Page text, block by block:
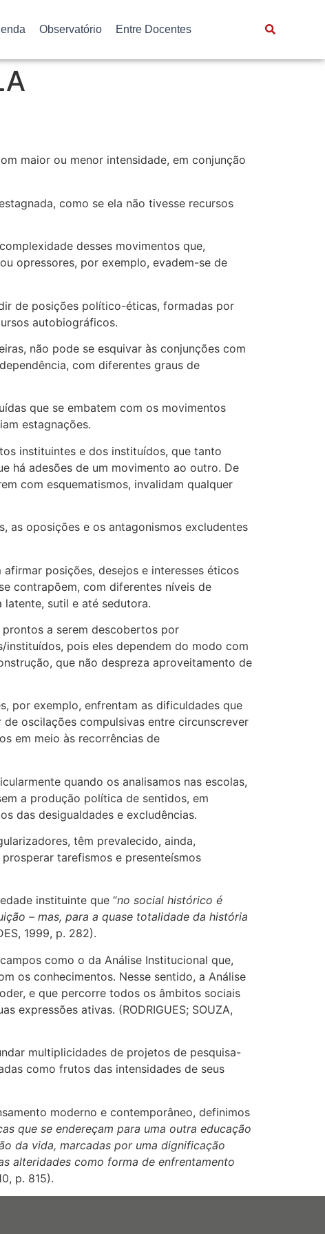
Observatório Entre Docentes
maior ou menor intensidade, em conjunção
como se ela não tivesse recursos
desses movimentos que,
opressores, por exemplo, evadem-se de
de posições político-éticas, formadas por
autobiográficos.
não pode se esquivar às conjunções com
com diferentes graus de
que se embatem com os movimentos
estagnações.
instituintes e dos instituídos, que tanto
há adesões de um movimento ao outro. De
com esquematismos, invalidam qualquer
as oposições e os antagonismos excludentes
posições, desejos e interesses éticos
contrapõem, com diferentes níveis de
sutil e até sedutora.
a serem descobertos por
pois eles dependem do modo com
que não despreza aproveitamento de
por exemplo, enfrentam as dificuldades que
oscilações compulsivas entre circunscrever
em meio às recorrências de
quando os analisamos nas escolas,
a produção política de sentidos, em
das desigualdades e excludências.
têm prevalecido, ainda,
tarefismos e presenteísmos
instituinte que “no social histórico é
– mas, para a quase totalidade da história
1999, p. 282).
como o da Análise Institucional que,
os conhecimentos. Nesse sentido, a Análise
e que percorre todos os âmbitos sociais
expressões ativas. (RODRIGUES; SOUZA,
multiplicidades de projetos de pesquisa-
como frutos das intensidades de seus
moderno e contemporâneo, definimos
que se endereçam para uma outra educação
da vida, marcadas por uma dignificação
alteridades como forma de enfrentamento
p. 815).